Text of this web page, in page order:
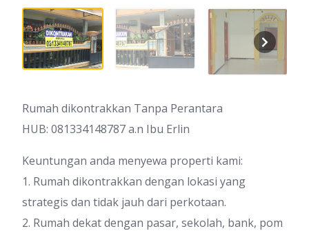
Rumah dikontrakkan Tanpa Perantara
HUB: 081334148787 a.n Ibu Erlin
Keuntungan anda menyewa properti kami:
1. Rumah dikontrakkan dengan lokasi yang
strategis dan tidak jauh dari perkotaan.
2. Rumah dekat dengan pasar, sekolah, bank, pom